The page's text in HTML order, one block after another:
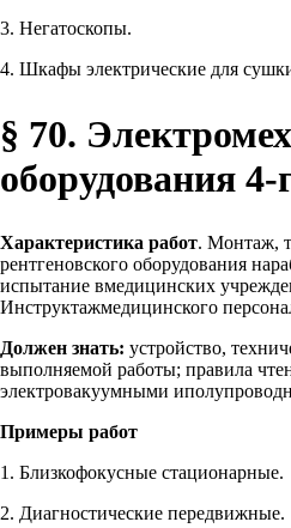
3. Негатоскопы.
4. Шкафы электрические для
§ 70.
оборудования 4-
Характеристика работ. Монтаж,
рентгеновского оборудования
испытание вмедицинских
Инструктажмедицинского
Должен знать: устройство,
выполняемой работы; правила
электровакуумными
Примеры работ
1. Близкофокусные стационарные.
2. Диагностические передвижные.